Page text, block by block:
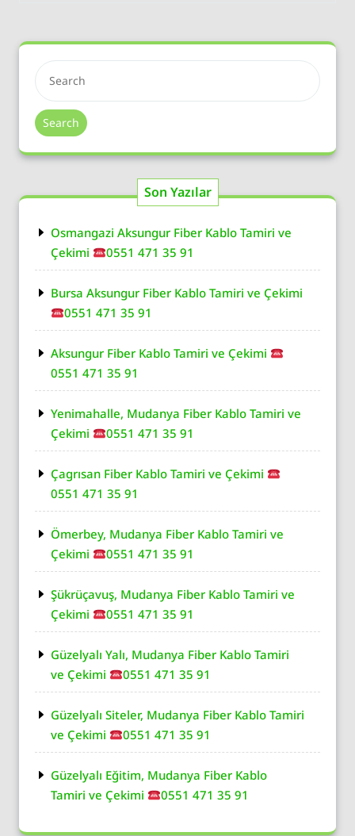
Search
Son Yazılar
Osmangazi Aksungur Fiber Kablo Tamiri ve
Çekimi
0551 471 35 91
Bursa Aksungur Fiber Kablo Tamiri ve Çekimi
0551 471 35 91
Aksungur Fiber Kablo Tamiri ve Çekimi
0551 471 35 91
Yenimahalle, Mudanya Fiber Kablo Tamiri ve
Çekimi
0551 471 35 91
Çagrısan Fiber Kablo Tamiri ve Çekimi
0551 471 35 91
Ömerbey, Mudanya Fiber Kablo Tamiri ve
Çekimi
0551 471 35 91
Şükrüçavuş, Mudanya Fiber Kablo Tamiri ve
Çekimi
0551 471 35 91
Güzelyalı Yalı, Mudanya Fiber Kablo Tamiri
ve Çekimi
0551 471 35 91
Güzelyalı Siteler, Mudanya Fiber Kablo Tamiri
ve Çekimi
0551 471 35 91
Güzelyalı Eğitim, Mudanya Fiber Kablo
Tamiri ve Çekimi
0551 471 35 91